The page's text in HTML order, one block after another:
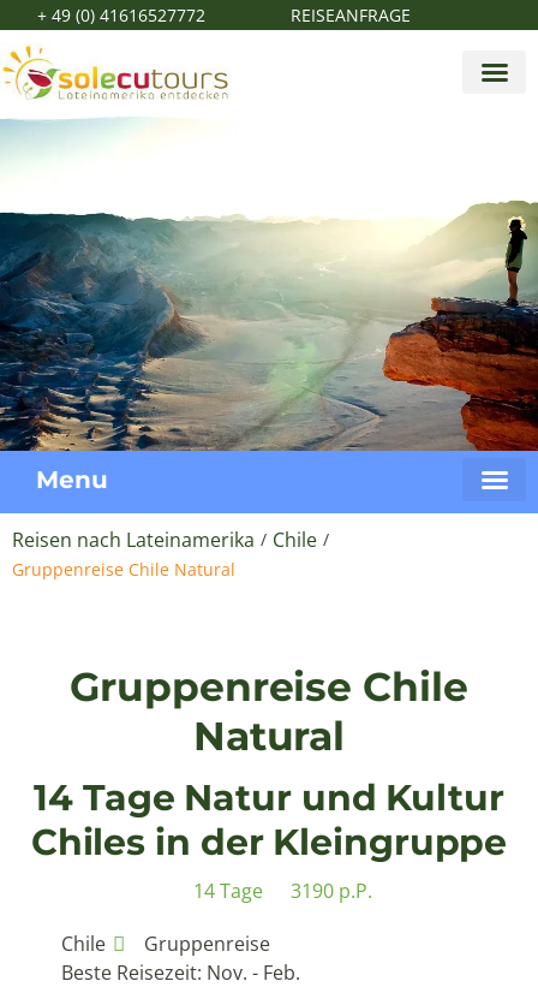
+ 49 (0) 41616527772 REISEANFRAGE
Menu
Reisen nach Lateinamerika / Chile /
Gruppenreise Chile Natural
Gruppenreise Chile
Natural
14 Tage Natur und Kultur
Chiles in der Kleingruppe
14 Tage
3190 p.P.
Chile
Gruppenreise
Beste Reisezeit: Nov. - Feb.